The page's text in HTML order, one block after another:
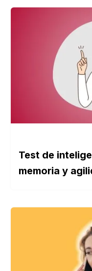
Test de
memoria y